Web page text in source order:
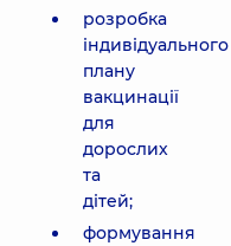
розробка
індивідуального
плану
вакцинації
для
дорослих
та
дітей;
формування